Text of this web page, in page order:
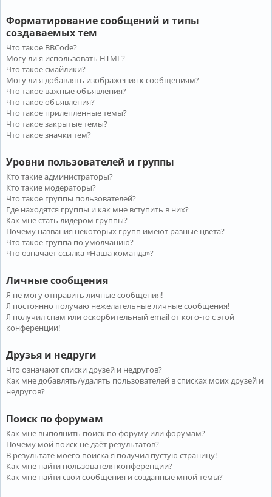
Форматирование сообщений и типы
создаваемых тем
Что такое BBCode?
Могу ли я использовать HTML?
Что такое смайлики?
Могу ли я добавлять изображения к сообщениям?
Что такое важные объявления?
Что такое объявления?
Что такое прилепленные темы?
Что такое закрытые темы?
Что такое значки тем?
Уровни пользователей и группы
Кто такие администраторы?
Кто такие модераторы?
Что такое группы пользователей?
Где находятся группы и как мне вступить в них?
Как мне стать лидером группы?
Почему названия некоторых групп имеют разные цвета?
Что такое группа по умолчанию?
Что означает ссылка «Наша команда»?
Личные сообщения
Я не могу отправить личные сообщения!
Я постоянно получаю нежелательные личные сообщения!
Я получил спам или оскорбительный email от кого-то с этой
конференции!
Друзья и недруги
Что означают списки друзей и недругов?
Как мне добавлять/удалять пользователей в списках моих друзей и
недругов?
Поиск по форумам
Как мне выполнить поиск по форуму или форумам?
Почему мой поиск не даёт результатов?
В результате моего поиска я получил пустую страницу!
Как мне найти пользователя конференции?
Как мне найти свои сообщения и созданные мной темы?